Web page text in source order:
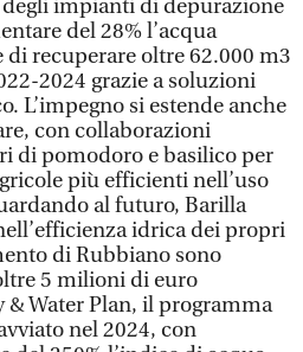
impianti di depurazione
del 28% l’acqua
di recuperare oltre 62.000 m3
2024 grazie a soluzioni
L’impegno si estende anche
con collaborazioni
di pomodoro e basilico per
più efficienti nell’uso
al futuro, Barilla
idrica dei propri
di Rubbiano sono
5 milioni di euro
& Water Plan, il programma
nel 2024, con